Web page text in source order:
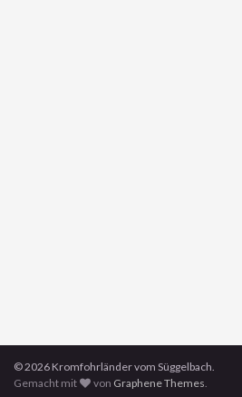
© 2026 Kromfohrländer vom Süggelbach.
Gemacht mit
von Graphene Themes